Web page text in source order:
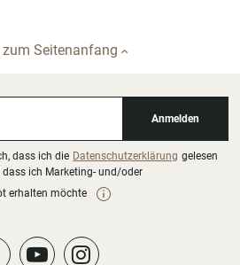
Seitenanfang
Anmelden
dass ich die Datenschutzerklärung gelesen
dass ich Marketing- und/oder
erhalten möchte